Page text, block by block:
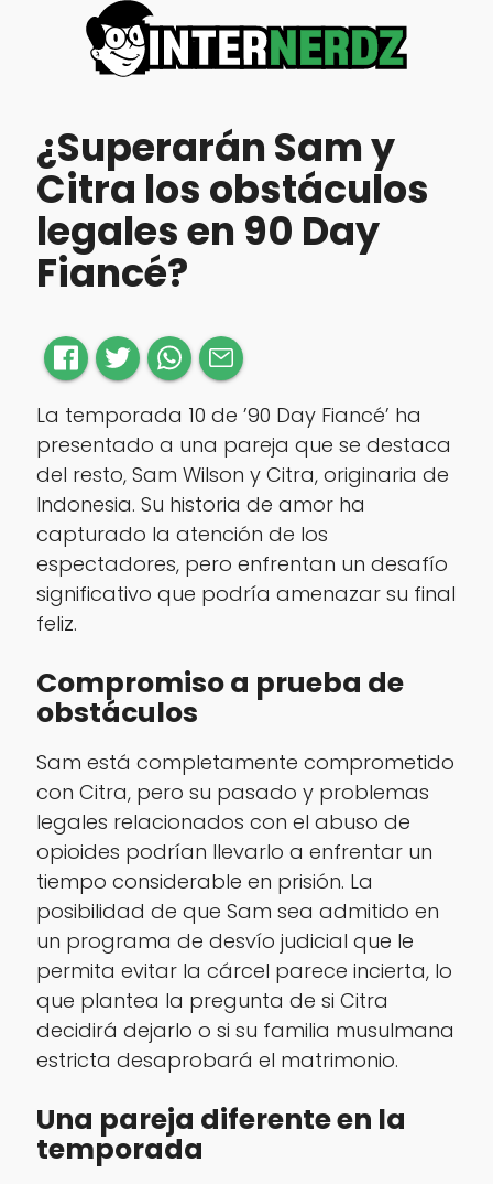
¿Superarán Sam y
Citra los obstáculos
legales en 90 Day
Fiancé?
La temporada 10 de ’90 Day Fiancé’ ha
presentado a una pareja que se destaca
del resto, Sam Wilson y Citra, originaria de
Indonesia. Su historia de amor ha
capturado la atención de los
espectadores, pero enfrentan un desafío
significativo que podría amenazar su final
feliz.
Compromiso a prueba de
obstáculos
Sam está completamente comprometido
con Citra, pero su pasado y problemas
legales relacionados con el abuso de
opioides podrían llevarlo a enfrentar un
tiempo considerable en prisión. La
posibilidad de que Sam sea admitido en
un programa de desvío judicial que le
permita evitar la cárcel parece incierta, lo
que plantea la pregunta de si Citra
decidirá dejarlo o si su familia musulmana
estricta desaprobará el matrimonio.
Una pareja diferente en la
temporada